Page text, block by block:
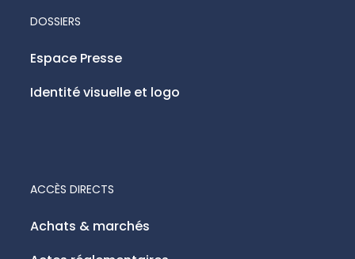
ACCÈS DIRECTS
Achats & marchés
DOSSIERS
Espace Presse
Identité visuelle et logo